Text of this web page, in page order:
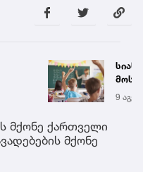
წლის
10:05
მქონე ქართველი
მქონე